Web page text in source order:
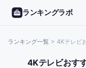
ランキングラボ
ランキング一覧 > 4Kテレビ
4Kテレビおす